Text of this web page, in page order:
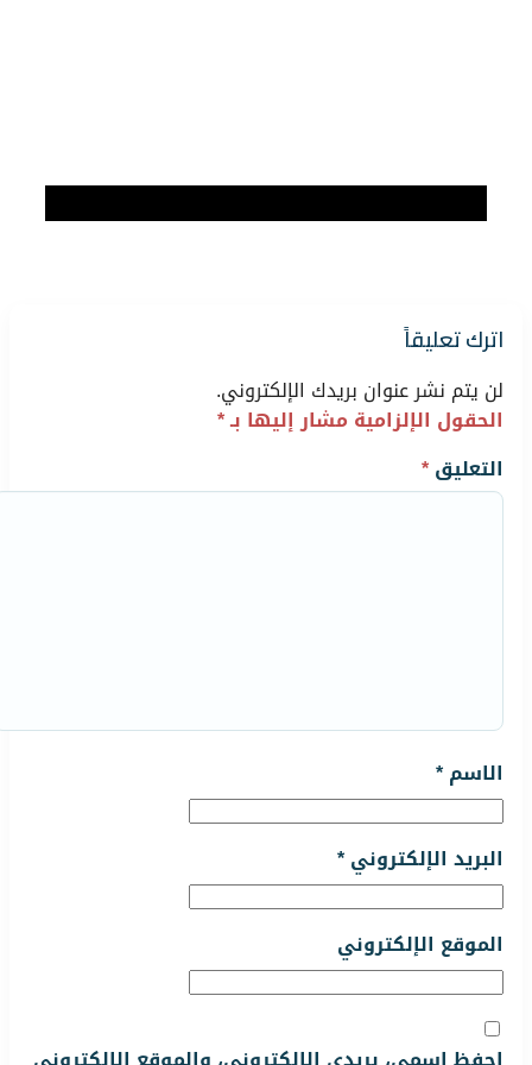
اترك تعليقاً
لن يتم نشر عنوان بريدك الإلكتروني.
الحقول الإلزامية مشار إليها بـ*
التعليق*
الاسم*
البريد الإلكتروني*
الموقع الإلكتروني